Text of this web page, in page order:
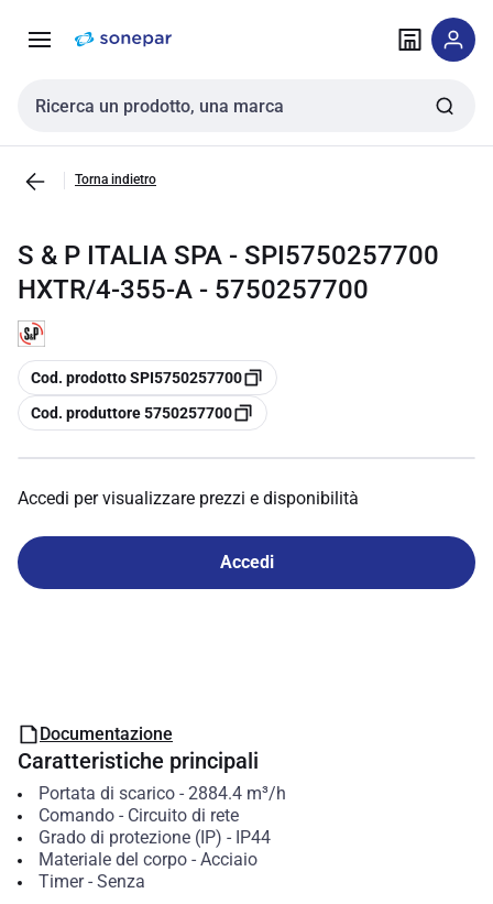
navigazione alla
Cerca input
Torna indietro
S & P ITALIA SPA - SPI5750257700
HXTR/4-355-A - 5750257700
copia
Cod. prodotto SPI5750257700
copia
Cod. produttore 5750257700
Accedi per visualizzare prezzi e disponibilità
Accedi
Documentazione
Caratteristiche principali
Portata di scarico- 2884.4 m³/h
Comando- Circuito di rete
Grado di protezione (IP) - IP44
Materiale del corpo- Acciaio
Timer- Senza